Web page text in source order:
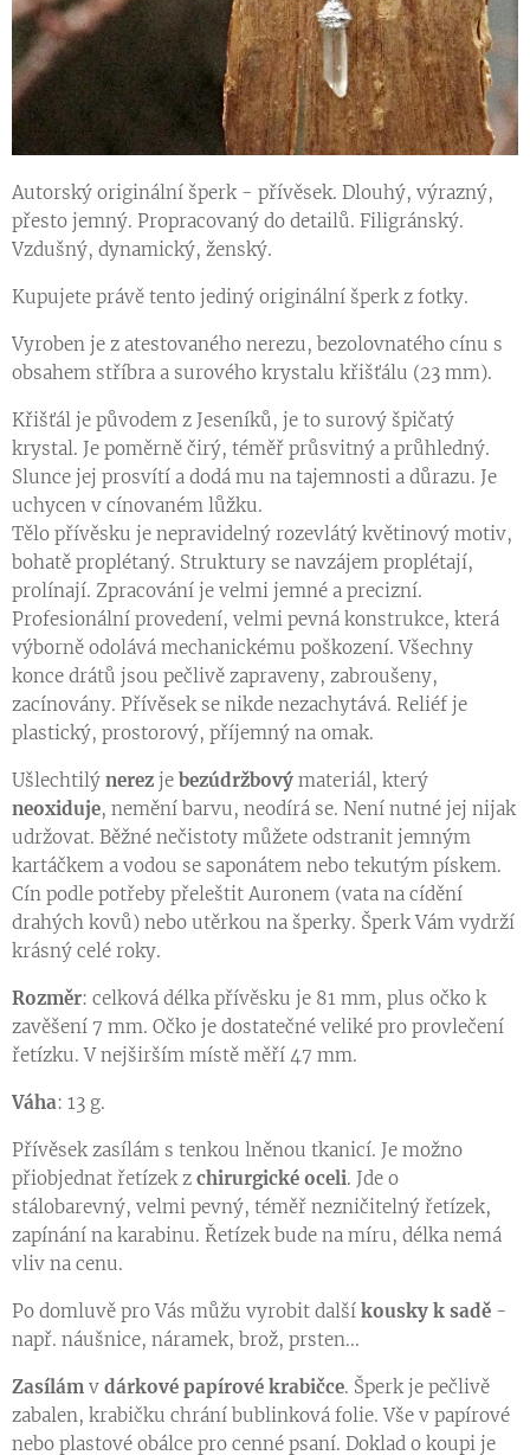
Autorský originální šperk - přívěsek. Dlouhý, výrazný,
přesto jemný. Propracovaný do detailů. Filigránský.
Vzdušný, dynamický, ženský.
Kupujete právě tento jediný originální šperk z fotky.
Vyroben je z atestovaného nerezu, bezolovnatého cínu s
obsahem stříbra a surového krystalu křišťálu (23 mm).
Křišťál je původem z Jeseníků, je to surový špičatý
krystal. Je poměrně čirý, téměř průsvitný a průhledný.
Slunce jej prosvítí a dodá mu na tajemnosti a důrazu. Je
uchycen v cínovaném lůžku.
Tělo přívěsku je nepravidelný rozevlátý květinový motiv,
bohatě proplétaný. Struktury se navzájem proplétají,
prolínají. Zpracování je velmi jemné a precizní.
Profesionální provedení, velmi pevná konstrukce, která
výborně odolává mechanickému poškození. Všechny
konce drátů jsou pečlivě zapraveny, zabroušeny,
zacínovány. Přívěsek se nikde nezachytává. Reliéf je
plastický, prostorový, příjemný na omak.
Ušlechtilý nerez je bezúdržbový materiál, který
neoxiduje, nemění barvu, neodírá se. Není nutné jej nijak
udržovat. Běžné nečistoty můžete odstranit jemným
kartáčkem a vodou se saponátem nebo tekutým pískem.
Cín podle potřeby přeleštit Auronem (vata na cídění
drahých kovů) nebo utěrkou na šperky. Šperk Vám vydrží
krásný celé roky.
Rozměr: celková délka přívěsku je 81 mm, plus očko k
zavěšení 7 mm. Očko je dostatečné veliké pro provlečení
řetízku. V nejširším místě měří 47 mm.
Váha: 13 g.
Přívěsek zasílám s tenkou lněnou tkanicí. Je možno
přiobjednat řetízek z chirurgické oceli. Jde o
stálobarevný, velmi pevný, téměř nezničitelný řetízek,
zapínání na karabinu. Řetízek bude na míru, délka nemá
vliv na cenu.
Po domluvě pro Vás můžu vyrobit další kousky k sadě -
např. náušnice, náramek, brož, prsten...
Zasílám v dárkové papírové krabičce. Šperk je pečlivě
zabalen, krabičku chrání bublinková folie. Vše v papírové
nebo plastové obálce pro cenné psaní. Doklad o koupi je